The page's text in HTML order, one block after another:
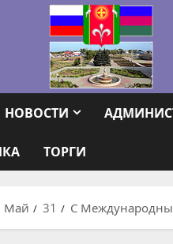
НОВОСТИ
ТОРГИ
Май 31 С